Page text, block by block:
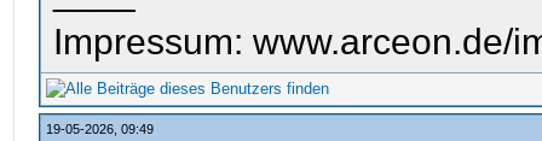
Impressum: www.arceon.de/
19-05-2026, 09:49